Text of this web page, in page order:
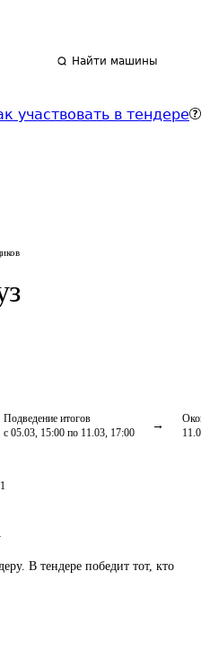
Найти машины
участвовать в тендере
Подведение итогов
с 05.03, 15:00 по 11.03, 17:00
В тендере победит тот, кто